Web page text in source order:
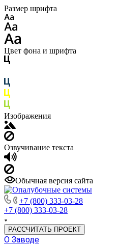
Размер шрифта
Цвет фона и шрифта
Изображения
Озвучивание текста
Обычная версия сайта
+7 (800) 333-03-28
+7 (800) 333-03-28
РАССЧИТАТЬ ПРОЕКТ
О Заводе